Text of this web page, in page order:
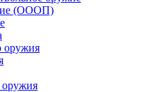
(ОООП)
оружия
оружия